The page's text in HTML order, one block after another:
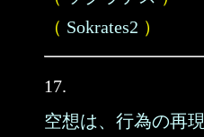
（ Sokrates2 ）
17.
空想は、行為の再